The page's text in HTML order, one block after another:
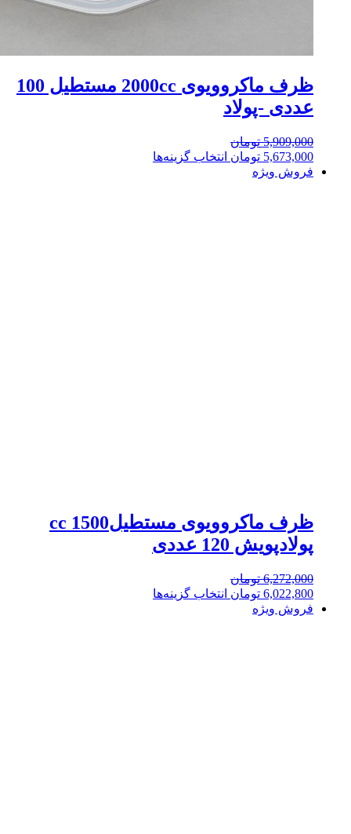
ظرف ماکروویوی 2000cc مستطیل 100
عددی -پولاد
5,909,000 تومان
5,673,000 تومان انتخاب گزینه‌ها
فروش ویژه
ظرف ماکروویوی مستطیل1500 cc
پولادپویش 120 عددی
6,272,000 تومان
6,022,800 تومان انتخاب گزینه‌ها
فروش ویژه